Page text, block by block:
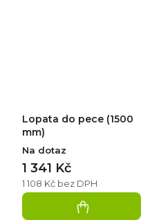
Lopata do pece (1500
mm)
Na dotaz
1 108 Kč bez DPH
1 341 Kč